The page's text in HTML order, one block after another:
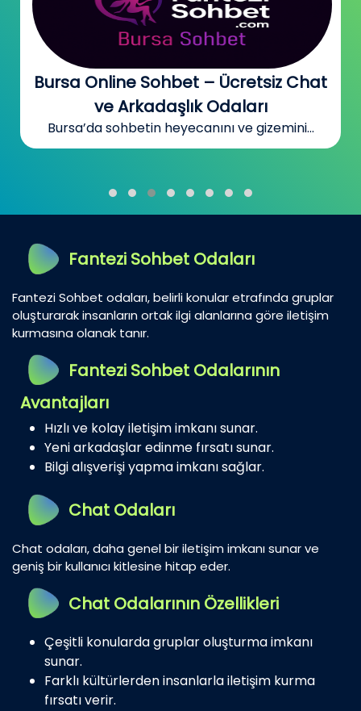
Bursa Online Sohbet – Ücretsiz Chat
ve Arkadaşlık Odaları
Bursa’da sohbetin heyecanını ve gizemini...
Fantezi Sohbet Odaları
Fantezi Sohbet odaları, belirli konular etrafında gruplar
oluşturarak insanların ortak ilgi alanlarına göre iletişim
kurmasına olanak tanır.
Fantezi Sohbet Odalarının
Avantajları
Hızlı ve kolay iletişim imkanı sunar.
Yeni arkadaşlar edinme fırsatı sunar.
Bilgi alışverişi yapma imkanı sağlar.
Chat Odaları
Chat odaları, daha genel bir iletişim imkanı sunar ve
geniş bir kullanıcı kitlesine hitap eder.
Chat Odalarının Özellikleri
Çeşitli konularda gruplar oluşturma imkanı
sunar.
Farklı kültürlerden insanlarla iletişim kurma
fırsatı verir.